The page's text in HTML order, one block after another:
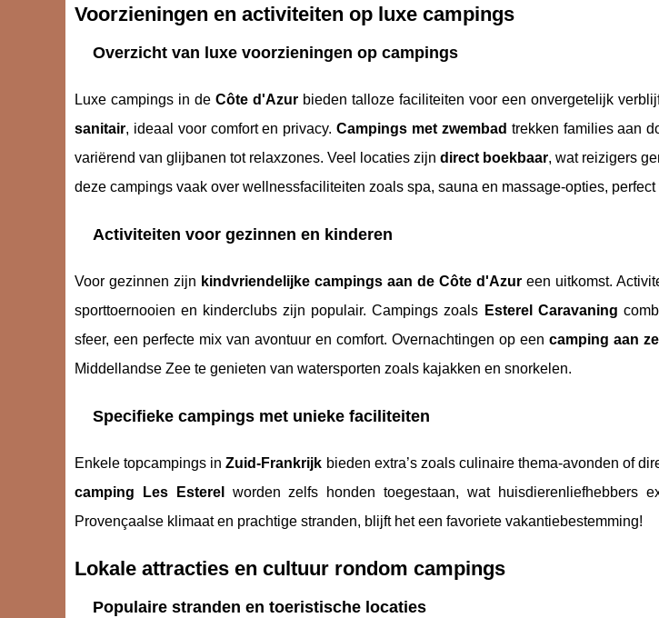
Voorzieningen en activiteiten op luxe campings
Overzicht van luxe voorzieningen op campings
Luxe campings in de Côte d'Azur bieden talloze faciliteiten voor een onvergetelijk
sanitair, ideaal voor comfort en privacy.Campings met zwembad trekken families aan
variërend van glijbanen tot relaxzones. Veel locaties zijn direct boekbaar, wat reizigers
deze campings vaak over wellnessfaciliteiten zoals spa, sauna en massage-opties,
Activiteiten voor gezinnen en kinderen
Voor gezinnen zijn kindvriendelijke campings aan de Côte d'Azur een uitkomst.
sporttoernooien en kinderclubs zijn populair. Campings zoals Esterel Caravaning
sfeer, een perfecte mix van avontuur en comfort. Overnachtingen op een camping aan
Middellandse Zee te genieten van watersporten zoals kajakken en snorkelen.
Specifieke campings met unieke faciliteiten
Enkele topcampings inZuid-Frankrijk bieden extra’s zoals culinaire thema-avonden of
camping Les Esterel
worden zelfs honden toegestaan, wat huisdierenliefhebbers
Provençaalse klimaat en prachtige stranden, blijft het een favoriete vakantiebestemming!
Lokale attracties en cultuur rondom campings
Populaire stranden en toeristische locaties